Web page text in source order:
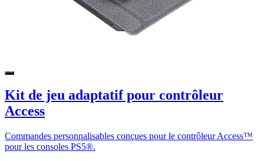
Kit de jeu adaptatif pour contrôleur
Access
Commandes personnalisables conçues pour le contrôleur Access™
pour les consoles PS5®.